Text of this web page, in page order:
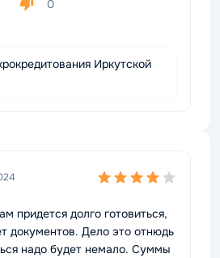
0
Иркутской
придется долго готовиться,
документов. Дело это отнюдь
надо будет немало. Суммы